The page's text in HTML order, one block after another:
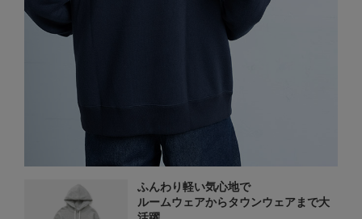
ふんわり軽い気心地で
ルームウェアからタウンウェアまで大